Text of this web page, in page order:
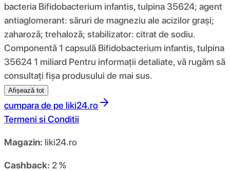
bacteria Bifidobacterium infantis, tulpina 35624; agent
antiaglomerant: săruri de magneziu ale acizilor grași;
zaharoză; trehaloză; stabilizator: citrat de sodiu.
Componentă 1 capsulă Bifidobacterium infantis, tulpina
35624 1 miliard Pentru informații detaliate, vă rugăm să
consultați fișa produsului de mai sus.
Afișează tot
cumpara de pe liki24.ro
Termeni si Conditii
Magazin: liki24.ro
Cashback: 2 %